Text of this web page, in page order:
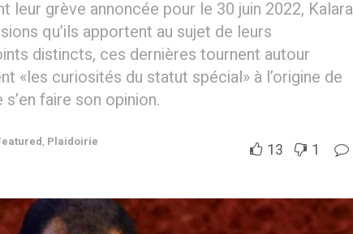
leur grève annoncée pour le 30 juin 2022, Kalara
qu’ils apportent au sujet de leurs
distincts, ces dernières tournent autour
«les curiosités du statut spécial» à l’origine de
faire son opinion.
, Plaidoirie
13 1